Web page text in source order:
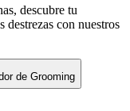
descubre tu
destrezas con nuestros
de Grooming